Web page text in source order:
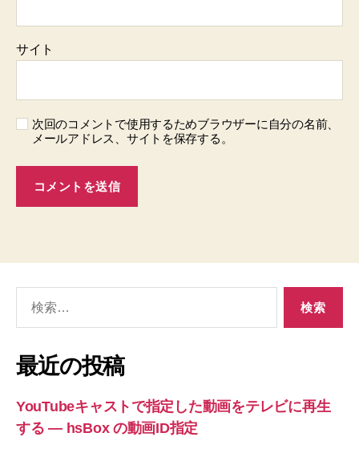
サイト
次回のコメントで使用するためブラウザーに自分の名前、
メールアドレス、サイトを保存する。
象:
最近の投稿
YouTubeキャストで指定した動画をテレビに再生
する ― hsBox の動画ID指定